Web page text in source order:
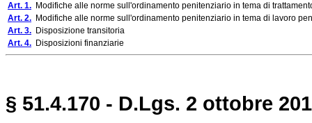
Art. 1. Modifiche alle norme sull'ordinamento penitenziario in tema di
Art. 2. Modifiche alle norme sull'ordinamento penitenziario in tema di lavoro
Art. 3. Disposizione transitoria
Art. 4. Disposizioni finanziarie
§ 51.4.170 - D.Lgs. 2 ottobre